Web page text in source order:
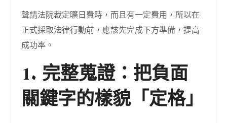
聲請法院裁定曠日費時，而且有一定費用，所以在
正式採取法律行動前，應該先完成下方準備，提高
成功率。
1. 完整蒐證：把負面
關鍵字的樣貌「定格」